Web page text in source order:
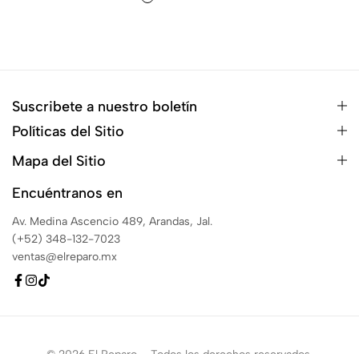
Suscribete a nuestro boletín
Políticas del Sitio
Mapa del Sitio
Encuéntranos en
Av. Medina Ascencio 489, Arandas, Jal.
(+52) 348-132-7023
ventas@elreparo.mx